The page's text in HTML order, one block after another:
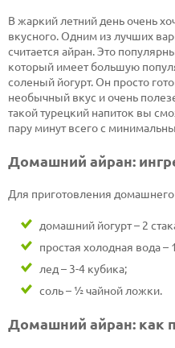
В жаркий летний день очень
вкусного. Одним из лучших
считается айран. Это
который имеет большую
соленый йогурт. Он просто
необычный вкус и очень
такой турецкий напиток вы
пару минут всего с
Домашний айран:
Для приготовления
домашний йогурт – 2
простая холодная вода –
лед – 3-4 кубика;
соль – ½ чайной ложки.
Домашний айран: как